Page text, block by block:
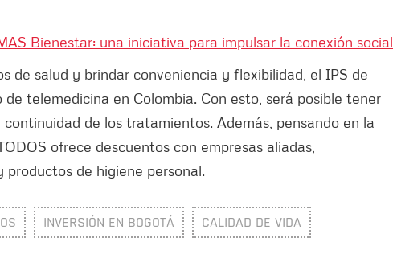
Bienestar: una iniciativa para impulsar la conexión social
de salud y brindar conveniencia y flexibilidad, el IPS de
telemedicina en Colombia. Con esto, será posible tener
de los tratamientos. Además, pensando en la
ofrece descuentos con empresas aliadas,
de higiene personal.
INVERSIÓN EN BOGOTÁ CALIDAD DE VIDA